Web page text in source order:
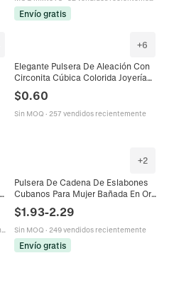
Envío gratis
+6
Elegante Pulsera De Aleación Con
Circonita Cúbica Colorida Joyería
Bolo Ajustable Para Mujer Moda
Conmutar
$0.60
Sin MOQ · 257 vendidos recientemente
21 vendidos recientemente
+2
Pulsera De Cadena De Eslabones
Cubanos Para Mujer Bañada En Oro
Circonita Cúbica
$1.93-2.29
Sin MOQ · 249 vendidos recientemente
Envío gratis